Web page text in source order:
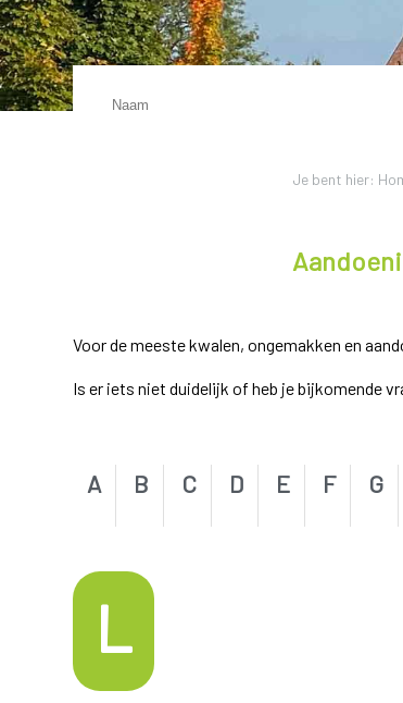
Je bent hier:
Voor de meeste kwalen, ongemakken en
Is er iets niet duidelijk of heb je bijkomende
A B C D E F G
L